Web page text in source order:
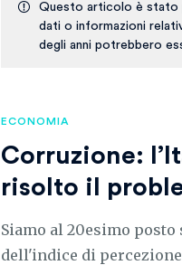
Questo articolo è stato
dati o informazioni
degli anni potrebbero
ECONOMIA
Corruzione:
risolto il
Siamo al 20esimo
dell'indice di